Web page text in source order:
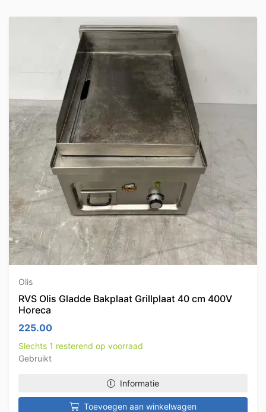
Olis
RVS Olis Gladde Bakplaat Grillplaat 40 cm 400V
Horeca
225.00
Slechts 1 resterend op voorraad
Gebruikt
Informatie
Toevoegen aan winkelwagen